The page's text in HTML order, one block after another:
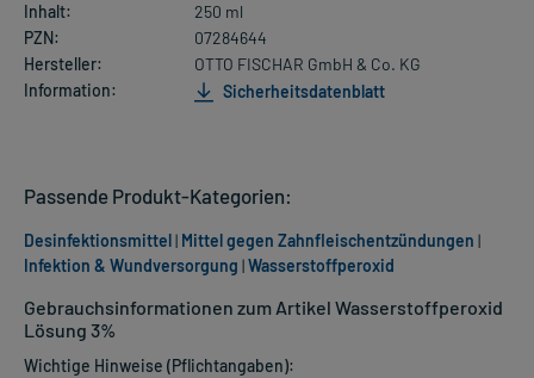
Inhalt:
250 ml
PZN:
07284644
Hersteller:
OTTO FISCHAR GmbH & Co. KG
Information:
Sicherheitsdatenblatt
Gebrauchsinformationen zum Artikel Wasserstoffperoxid
Lösung 3%
Wichtige Hinweise (Pflichtangaben):
Passende Produkt-Kategorien:
Desinfektionsmittel| Mittel gegen Zahnfleischentzündungen |
Infektion & Wundversorgung |Wasserstoffperoxid